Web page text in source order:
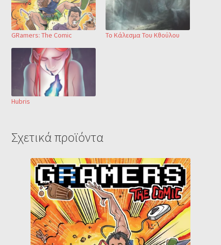
GRamers: The Comic Το Κάλεσμα Του Κθούλου
Hubris
Σχετικά προϊόντα